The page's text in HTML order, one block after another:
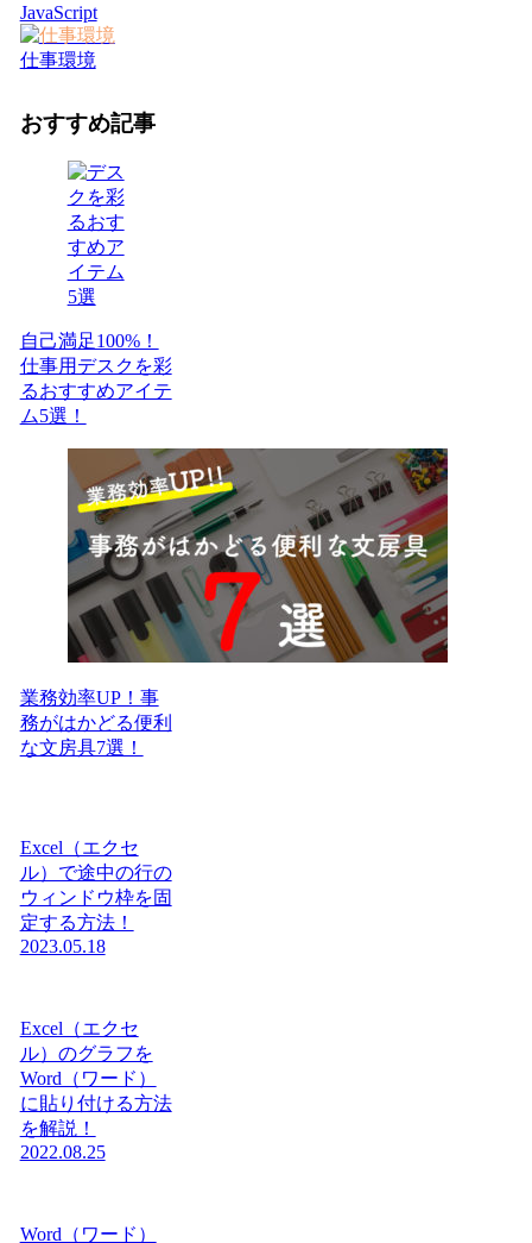
JavaScript
仕事環境
おすすめ記事
自己満足100%！
仕事用デスクを彩
るおすすめアイテ
ム5選！
業務効率UP！事
務がはかどる便利
な文房具7選！
Excel（エクセ
ル）で途中の行の
ウィンドウ枠を固
定する方法！
2023.05.18
Excel（エクセ
ル）のグラフを
Word（ワード）
に貼り付ける方法
を解説！
2022.08.25
Word（ワード）